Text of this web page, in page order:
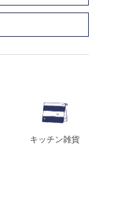
キッチン雑貨